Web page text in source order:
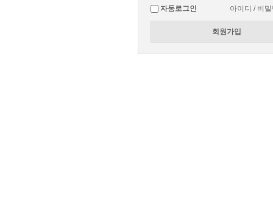
자동로그인 아이디 / 비
회원가입